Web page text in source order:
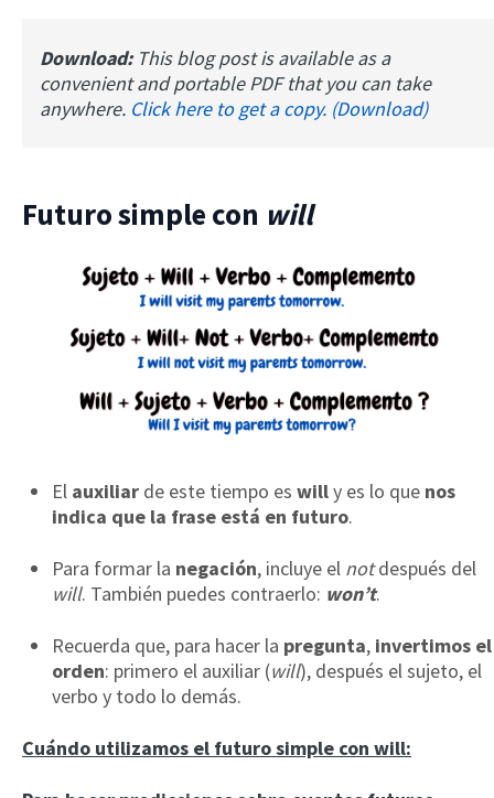
Download: This blog post is available as a
convenient and portable PDF that you can take
anywhere. Click here to get a copy. (Download)
Futuro simple con will
El auxiliar de este tiempo es willy es lo que nos
indica que la frase está en futuro.
Para formar la negación, incluye el notdespués del
will. También puedes contraerlo: won’t.
Recuerda que, para hacer la pregunta, invertimos el
orden: primero el auxiliar (will), después el sujeto, el
verbo y todo lo demás.
Cuándo utilizamos el futuro simple con will: